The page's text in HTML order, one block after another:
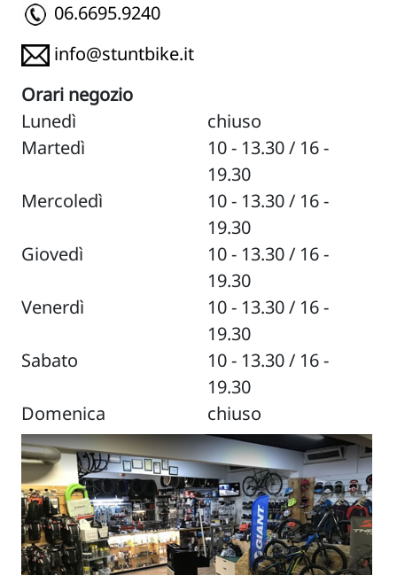
06.6695.9240
info@stuntbike.it
Orari negozio
Lunedì
chiuso
Martedì
10 - 13.30 / 16 -
19.30
Mercoledì
10 - 13.30 / 16 -
19.30
Giovedì
10 - 13.30 / 16 -
19.30
Venerdì
10 - 13.30 / 16 -
19.30
Sabato
10 - 13.30 / 16 -
19.30
Domenica
chiuso